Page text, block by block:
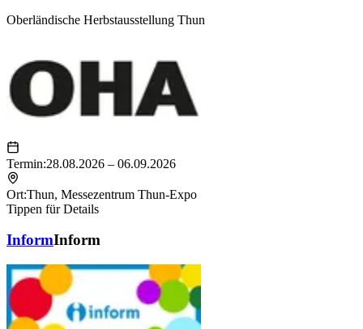
Oberländische Herbstausstellung Thun
Termin:28.08.2026 – 06.09.2026
Ort:Thun, Messezentrum Thun-Expo
Tippen für Details
InformInform